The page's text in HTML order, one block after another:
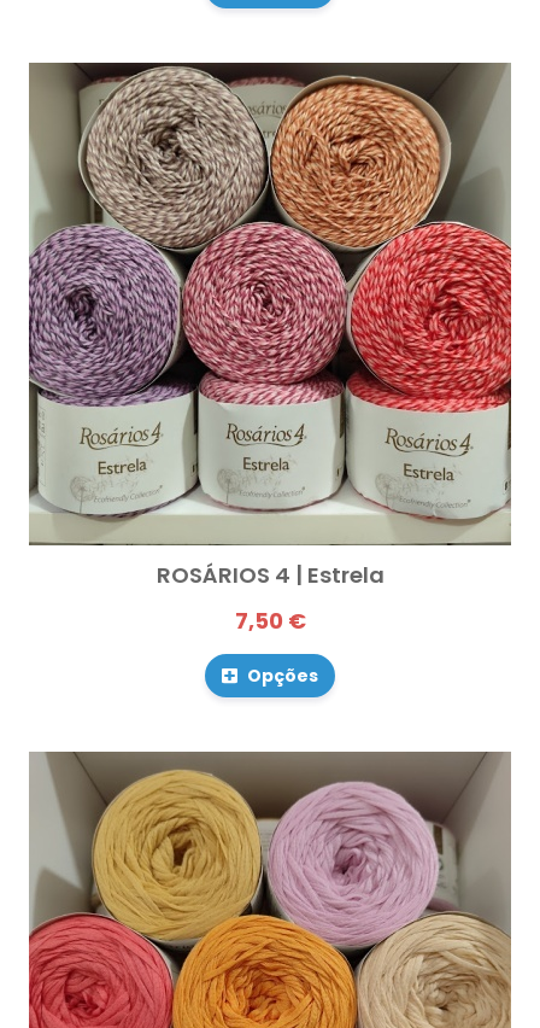
ROSÁRIOS 4 | Estrela
7,50 €
Opções